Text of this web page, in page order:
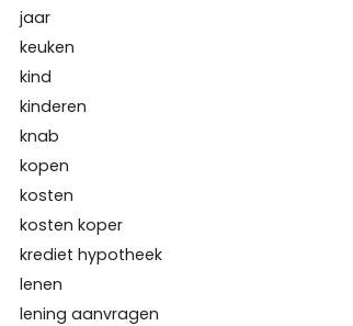
jaar
keuken
kind
kinderen
knab
kopen
kosten
kosten koper
krediet hypotheek
lenen
lening aanvragen